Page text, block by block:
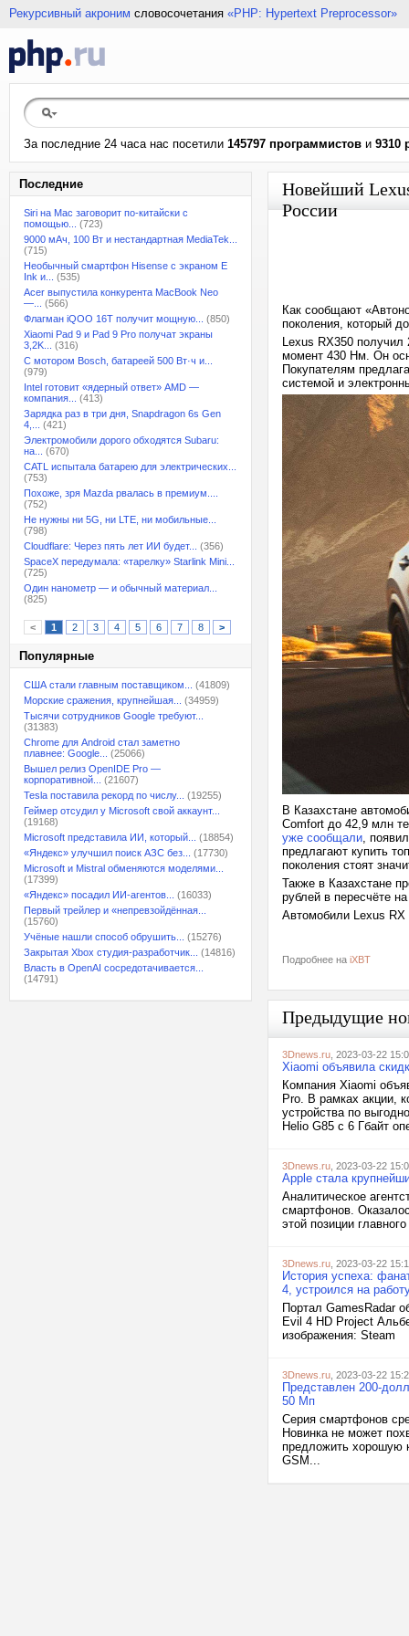
Рекурсивный акроним словосочетания «PHP: Hypertext Preprocessor»
За последние 24 часа нас посетили 145797 программистов и 9310
Последние
Siri на Mac заговорит по-китайски с
помощью...
(723)
9000 мАч, 100 Вт и нестандартная MediaTek...
(715)
Необычный смартфон Hisense с экраном E
Ink и...
(535)
Acer выпустила конкурента MacBook Neo
—...
(566)
Флагман iQOO 16T получит мощную...
(850)
Xiaomi Pad 9 и Pad 9 Pro получат экраны
3,2K...
(316)
С мотором Bosch, батареей 500 Вт·ч и...
(979)
Intel готовит «ядерный ответ» AMD —
компания...
(413)
Зарядка раз в три дня, Snapdragon 6s Gen
4,...
(421)
Электромобили дорого обходятся Subaru:
на...
(670)
CATL испытала батарею для электрических...
(753)
Похоже, зря Mazda рвалась в премиум....
(752)
Не нужны ни 5G, ни LTE, ни мобильные...
(798)
Cloudflare: Через пять лет ИИ будет...
(356)
SpaceX передумала: «тарелку» Starlink Mini...
(725)
Один нанометр — и обычный материал...
(825)
< 1 2 3 4 5 6 7 8 >
Популярные
США стали главным поставщиком...
(41809)
Морские сражения, крупнейшая...
(34959)
Тысячи сотрудников Google требуют...
(31383)
Chrome для Android стал заметно
плавнее: Google...
(25066)
Вышел релиз OpenIDE Pro —
корпоративной...
(21607)
Tesla поставила рекорд по числу...
(19255)
Геймер отсудил у Microsoft свой аккаунт...
(19168)
Microsoft представила ИИ, который...
(18854)
«Яндекс» улучшил поиск АЗС без...
(17730)
Microsoft и Mistral обменяются моделями...
(17399)
«Яндекс» посадил ИИ-агентов...
(16033)
Первый трейлер и «непревзойдённая...
(15760)
Учёные нашли способ обрушить...
(15276)
Закрытая Xbox студия-разработчик...
(14816)
Власть в OpenAI сосредотачивается...
(14791)
Новейший
России
Как сообщают
поколения, который
Lexus RX350
момент 430 Нм. Он
Покупателям
системой и
В Казахстане
Comfort до 42,9 млн
уже сообщали,
предлагают купить
поколения стоят
Также в Казахстане
рублей в пересчёте
Автомобили Lexus
Подробнее на iXBT
Предыдущие
3Dnews.ru , 2023-03-22
Xiaomi объявила
Компания Xiaomi
Pro. В рамках акции,
устройства по
Helio G85 с 6 Гбайт
3Dnews.ru , 2023-03-22
Apple стала
Аналитическое
смартфонов.
этой позиции
3Dnews.ru , 2023-03-22
История успеха:
4, устроился на
Портал GamesRadar
Evil 4 HD Project
изображения: Steam
3Dnews.ru , 2023-03-22
Представлен 200-
50 Мп
Серия смартфонов
Новинка не может
предложить хорошую
GSM...